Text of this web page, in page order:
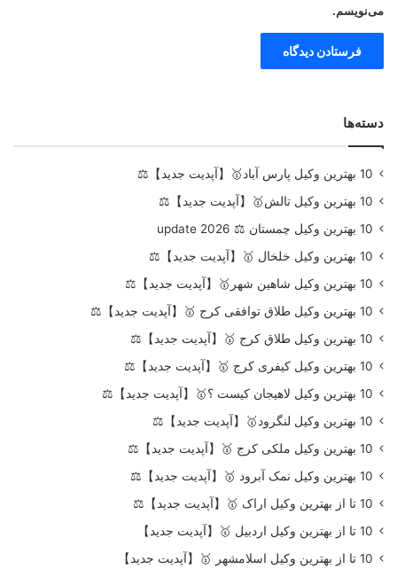
می‌نویسم.
دسته‌ها
10 بهترین وکیل پارس آباد🥇【آپدیت جدید】⚖️
10 بهترین وکیل تالش🥇【آپدیت جدید】⚖️
10 بهترین وکیل چمستان ⚖️ update 2026
10 بهترین وکیل خلخال 🥇【آپدیت جدید】⚖️
10 بهترین وکیل شاهین شهر🥇【آپدیت جدید】⚖️
10 بهترین وکیل طلاق توافقی کرج 🥇【آپدیت جدید】⚖️
10 بهترین وکیل طلاق کرج 🥇【آپدیت جدید】⚖️
10 بهترین وکیل کیفری کرج 🥇【آپدیت جدید】⚖️
10 بهترین وکیل لاهیجان کیست ؟🥇【آپدیت جدید】⚖️
10 بهترین وکیل لنگرود🥇【آپدیت جدید】⚖️
10 بهترین وکیل ملکی کرج 🥇【آپدیت جدید】⚖️
10 بهترین وکیل نمک آبرود 🥇【آپدیت جدید】⚖️
10 تا از بهترین وکیل اراک 🥇【آپدیت جدید】⚖️
10 تا از بهترین وکیل اردبیل 🥇【آپدیت جدید】
10 تا از بهترین وکیل اسلامشهر 🥇【آپدیت جدید】